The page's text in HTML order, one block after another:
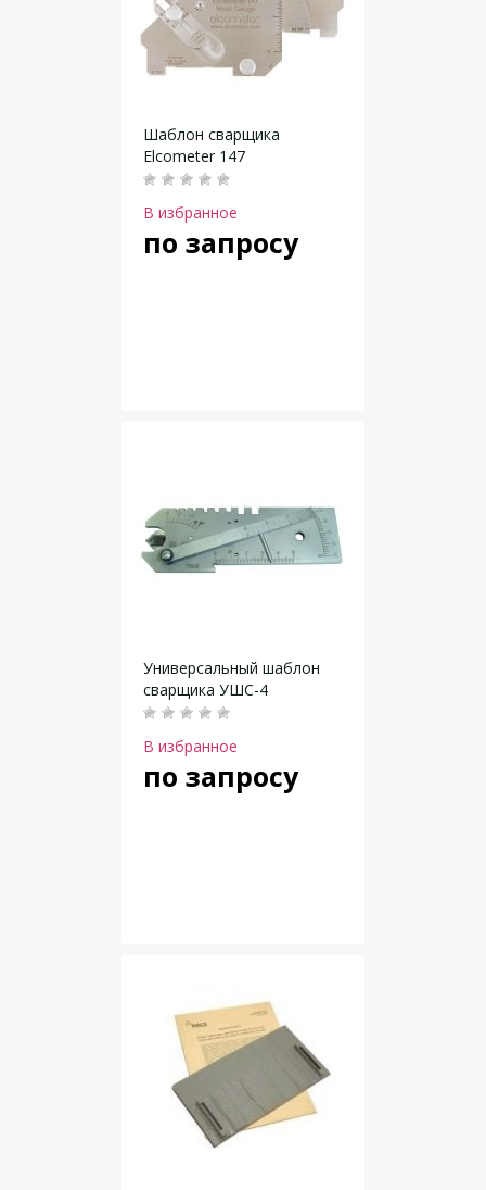
Шаблон сварщика
Elcometer 147
В избранное
по запросу
Универсальный шаблон
сварщика УШС-4
В избранное
по запросу